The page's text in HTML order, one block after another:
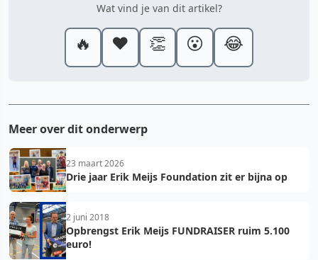
Wat vind je van dit artikel?
🔥 ❤️ 👏 😮 😂
Meer over dit onderwerp
23 maart 2026
Drie jaar Erik Meijs Foundation zit er bijna op
2 juni 2018
Opbrengst Erik Meijs FUNDRAISER ruim 5.100
euro!